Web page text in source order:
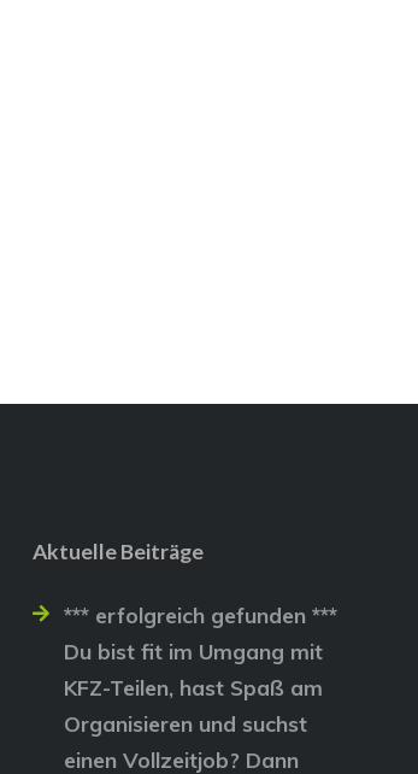
Aktuelle Beiträge
*** erfolgreich gefunden ***
Du bist fit im Umgang mit
KFZ-Teilen, hast Spaß am
Organisieren und suchst
einen Vollzeitjob? Dann